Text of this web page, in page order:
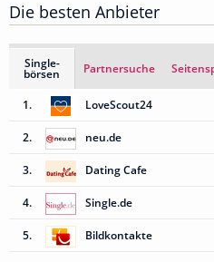
Die besten Anbieter
Single-
börsen Partnersuche
1. LoveScout24
2. neu.de
3. Dating Cafe
4. Single.de
5. Bildkontakte